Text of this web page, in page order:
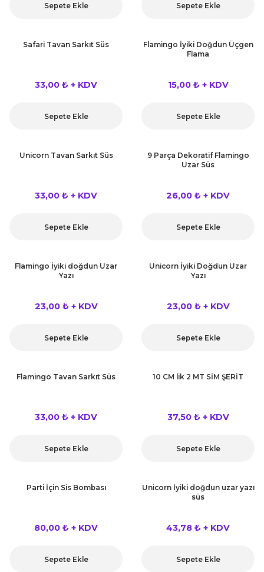
Sepete Ekle Sepete Ekle
Safari Tavan Sarkıt Süs
33,00 ₺ + KDV
Sepete Ekle
Flamingo İyiki Doğdun Üçgen
Flama
15,00 ₺ + KDV
Sepete Ekle
Unicorn Tavan Sarkıt Süs
33,00 ₺ + KDV
Sepete Ekle
9 Parça Dekoratif Flamingo
Uzar Süs
26,00 ₺ + KDV
Sepete Ekle
Flamingo İyiki doğdun Uzar
Yazı
23,00 ₺ + KDV
Sepete Ekle
Unicorn İyiki Doğdun Uzar
Yazı
23,00 ₺ + KDV
Sepete Ekle
Flamingo Tavan Sarkıt Süs
33,00 ₺ + KDV
Sepete Ekle
10 CM lik 2 MT SİM ŞERİT
37,50 ₺ + KDV
Sepete Ekle
Parti İçin Sis Bombası
80,00 ₺ + KDV
Sepete Ekle
Unicorn İyiki doğdun uzar yazı
süs
43,78 ₺ + KDV
Sepete Ekle